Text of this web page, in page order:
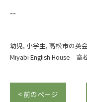
--
幼児 小学生 高松市の英
Miyabi English House 高
< 前のページ